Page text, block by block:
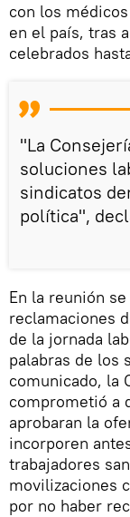
con los
en el país, tras
celebrados
"La
soluciones
sindicatos
política",
En la reunión
reclamaciones
de la jornada
palabras de los
comunicado, la
comprometió a
aprobaran la
incorporen
trabajadores
movilizaciones
por no haber